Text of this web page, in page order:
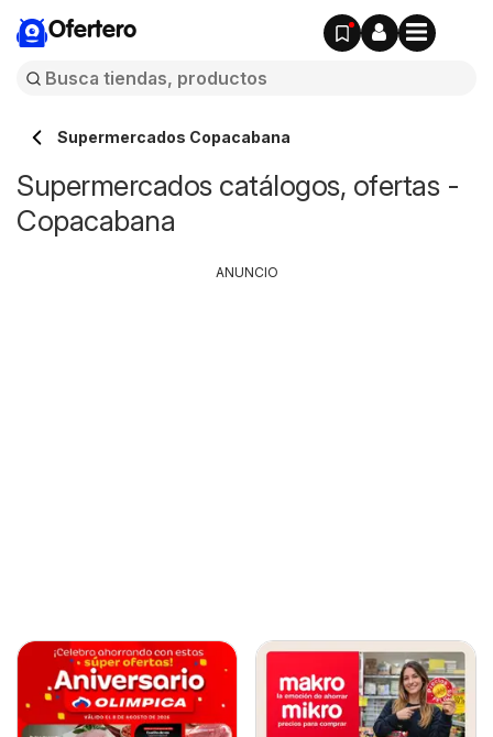
Ofertero
Supermercados Copacabana
Supermercados catálogos, ofertas -
Copacabana
ANUNCIO